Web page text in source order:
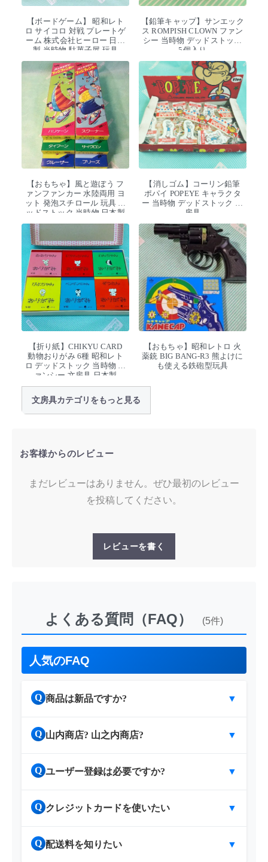
【ボードゲーム】 昭和レト
ロ サイコロ 対戦 プレートゲ
ーム 株式会社ヒーロー 日本
製 当時物 駄菓子屋 玩具
【鉛筆キャップ】サンエック
ス ROMPISH CLOWN ファン
シー 当時物 デッドストック
5個入り
【おもちゃ】風と遊ぼう フ
ァンファンカー 水陸両用 ヨ
ット 発泡スチロール 玩具 デ
ッドストック 当時物 日本製
【消しゴム】コーリン鉛筆
ポパイ POPEYE キャラクタ
ー 当時物 デッドストック 文
房具
【折り紙】CHIKYU CARD
動物おりがみ 6種 昭和レト
ロ デッドストック 当時物 フ
ァンシー 文房具 日本製
【おもちゃ】昭和レトロ 火
薬銃 BIG BANG-R3 熊よけに
も使える鉄砲型玩具
文房具カテゴリをもっと見る
お客様からのレビュー
まだレビューはありません。ぜひ最初のレビュー
を投稿してください。
レビューを書く
よくある質問（FAQ） (5件)
人気のFAQ
Q 商品は新品ですか? ▼
Q 山内商店? 山之内商店? ▼
Q ユーザー登録は必要ですか? ▼
Q クレジットカードを使いたい ▼
Q 配送料を知りたい ▼